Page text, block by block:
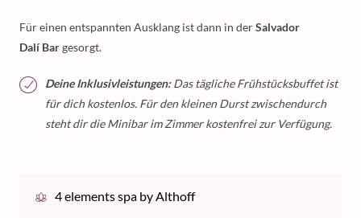
Für einen entspannten Ausklang ist dann in derSalvador
Dalí Bargesorgt.
Deine Inklusivleistungen:Das tägliche Frühstücksbuffet ist
für dich kostenlos. Für den kleinen Durst zwischendurch
steht dir die Minibar im Zimmer kostenfrei zur Verfügung.
4 elements spa by Althoff